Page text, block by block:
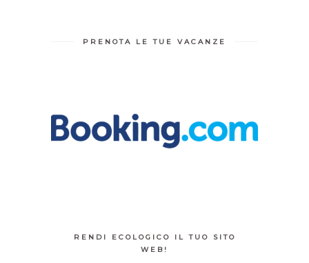
PRENOTA LE TUE VACANZE
RENDI ECOLOGICO IL TUO SITO
WEB!